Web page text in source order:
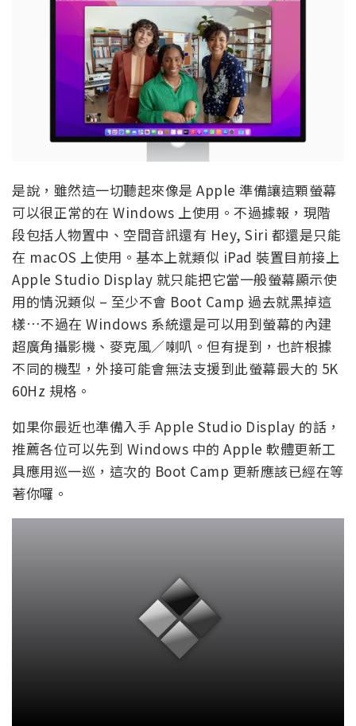
是說，雖然這一切聽起來像是 Apple 準備讓這顆螢幕
可以很正常的在 Windows 上使用。不過據報，現階
段包括人物置中、空間音訊還有 Hey, Siri 都還是只能
在 macOS 上使用。基本上就類似 iPad 裝置目前接上
Apple Studio Display 就只能把它當一般螢幕顯示使
用的情況類似 – 至少不會 Boot Camp 過去就黑掉這
樣…不過在 Windows 系統還是可以用到螢幕的內建
超廣角攝影機、麥克風／喇叭。但有提到，也許根據
不同的機型，外接可能會無法支援到此螢幕最大的 5K
60Hz 規格。
如果你最近也準備入手 Apple Studio Display 的話，
推薦各位可以先到 Windows 中的 Apple 軟體更新工
具應用巡一巡，這次的 Boot Camp 更新應該已經在等
著你囉。